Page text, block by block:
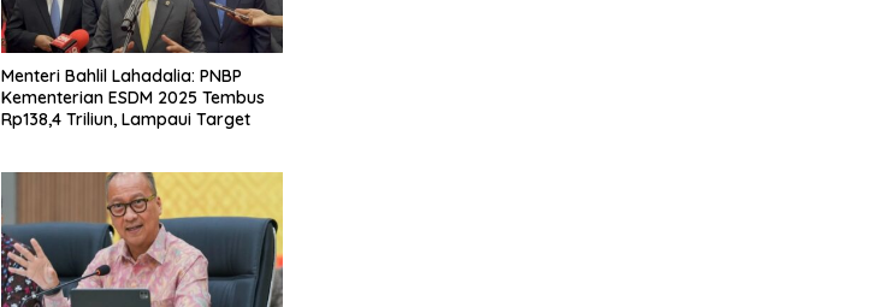
Menteri Bahlil Lahadalia: PNBP
Kementerian ESDM 2025 Tembus
Rp138,4 Triliun, Lampaui Target